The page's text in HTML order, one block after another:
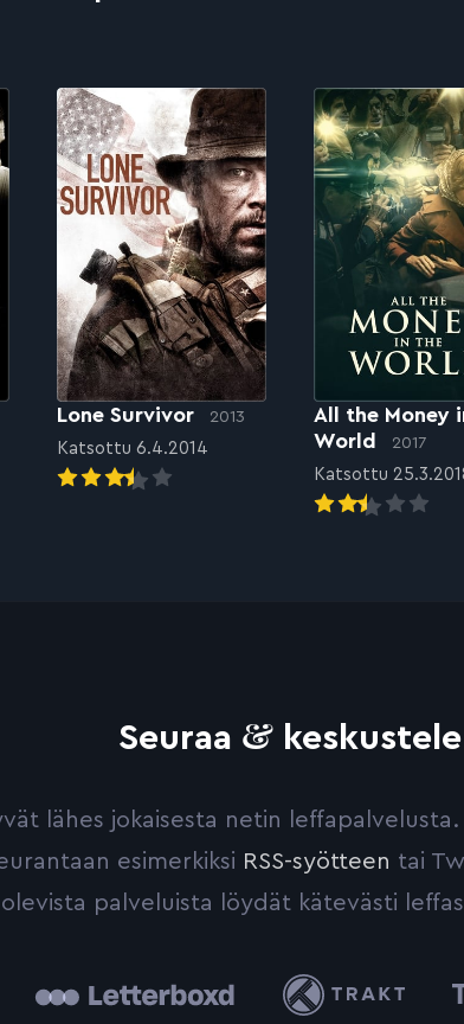
Lone Survivor 2013
Katsottu 6.4.2014
All the Money
World
2017
Katsottu
Seuraa & keskustele
lähes jokaisesta netin
esimerkiksi RSS-syötteen tai
olevista palveluista löydät kätevästi
Trakt